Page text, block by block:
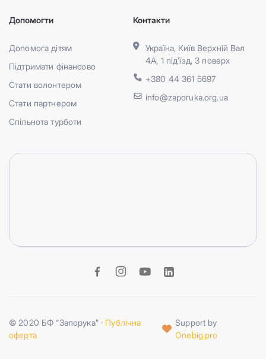
Допомогти
Допомога дітям
Підтримати фінансово
Стати волонтером
Стати партнером
Спільнота турботи
Контакти
Україна, Київ Верхній Вал
4А, 1 під’їзд, 3 поверх
+380 44 361 5697
info@zaporuka.org.ua
© 2020 БФ “Запорука” · Публічна
оферта
Support by
Onebig.pro